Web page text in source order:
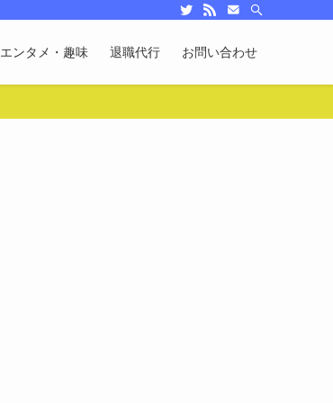
エンタメ・趣味 退職代行 お問い合わせ